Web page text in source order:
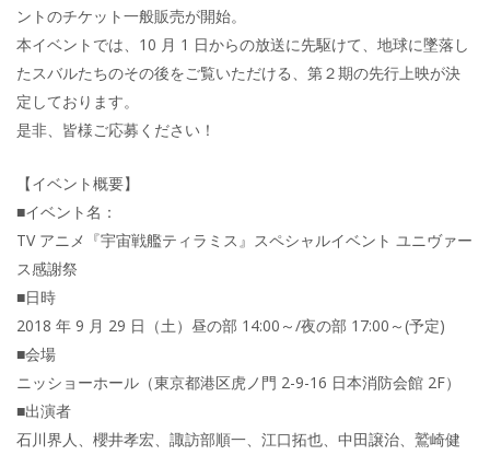
ントのチケット一般販売が開始。
本イベントでは、10 月 1 日からの放送に先駆けて、地球に墜落し
たスバルたちのその後をご覧いただける、第２期の先行上映が決
定しております。
是非、皆様ご応募ください！
【イベント概要】
■イベント名：
TV アニメ『宇宙戦艦ティラミス』スペシャルイベント ユニヴァー
ス感謝祭
■日時
2018 年 9 月 29 日（土）昼の部 14:00～/夜の部 17:00～(予定)
■会場
ニッショーホール（東京都港区虎ノ門 2-9-16 日本消防会館 2F）
■出演者
石川界人、櫻井孝宏、諏訪部順一、江口拓也、中田譲治、鷲崎健